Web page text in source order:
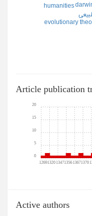
evolutionary
humanities
Article publication
12691320 13471356 13671370
0
5
10
15
20
Active authors